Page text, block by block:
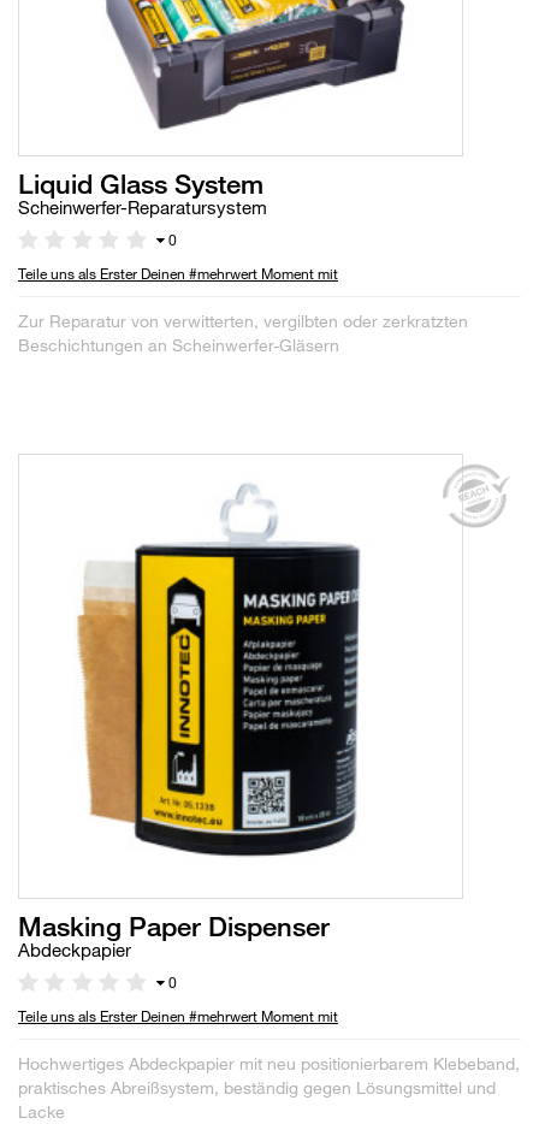
Liquid Glass System
Scheinwerfer-Reparatursystem
0
Teile uns als Erster Deinen #mehrwert Moment mit
Zur Reparatur von verwitterten, vergilbten oder zerkratzten
Beschichtungen an Scheinwerfer-Gläsern
Masking Paper Dispenser
Abdeckpapier
0
Teile uns als Erster Deinen #mehrwert Moment mit
Hochwertiges Abdeckpapier mit neu positionierbarem Klebeband,
praktisches Abreißsystem, beständig gegen Lösungsmittel und
Lacke